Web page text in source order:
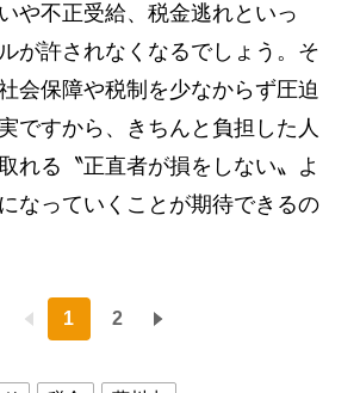
や不正受給、税金逃れといっ
が許されなくなるでしょう。そ
会保障や税制を少なからず圧迫
ですから、きちんと負担した人
れる〝正直者が損をしない〟よ
なっていくことが期待できるの
1 2